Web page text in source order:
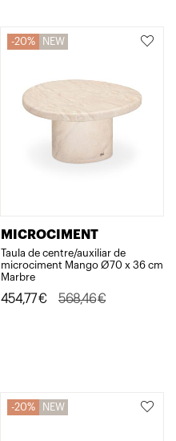
era:
és:20% NEW
MICROCIMENT
Taula de centre/auxiliar de
microciment Mango Ø70 x 36 cm
Marbre
568,46€
El
454,77€
El
20% NEW